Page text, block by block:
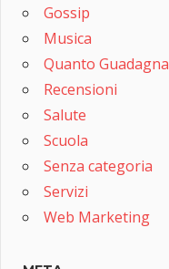
Gossip
Musica
Quanto Guadagna
Recensioni
Salute
Scuola
Senza categoria
Servizi
Web Marketing